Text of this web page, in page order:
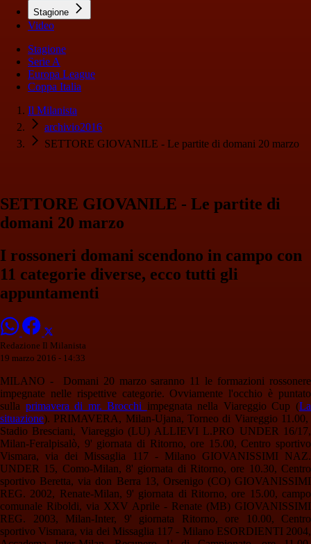
Stagione
Video
Stagione
Serie A
Europa League
Coppa Italia
Il Milanista
archivio2016
SETTORE GIOVANILE - Le partite di domani 20 marzo
SETTORE GIOVANILE - Le partite di
domani 20 marzo
I rossoneri domani scendono in campo con
11 categorie diverse, ecco tutti gli
appuntamenti
Redazione Il Milanista
19 marzo 2016 - 14:33
MILANO - Domani 20 marzo saranno 11 le formazioni rossonere
impegnate nelle rispettive categorie. Ovviamente l'occhio è puntato
sulla primavera di mr. Brocchi impegnata nella Viareggio Cup (La
situazione). PRIMAVERA, Milan-Ujana, Torneo di Viareggio 11.00,
Stadio Bresciani, Viareggio (LU) ALLIEVI L.PRO UNDER 16/17,
Milan-Feralpisalò, 9' giornata di Ritorno, ore 15.00, Centro sportivo
Vismara, via dei Missaglia 117 - Milano GIOVANISSIMI NAZ.
UNDER 15, Como-Milan, 8' giornata di Ritorno, ore 10.30, Centro
sportivo Beretta, via don Berra 13, Orsenigo (CO) GIOVANISSIMI
REG. 2002, Renate-Milan, 9' giornata di Ritorno, ore 15.00, campo
comunale Riboldi, via XXV Aprile - Renate (MB) GIOVANISSIMI
REG. 2003, Milan-Inter, 9' giornata Ritorno, ore 10.00, Centro
sportivo Vismara, via dei Missaglia 117 - Milano ESORDIENTI 2004,